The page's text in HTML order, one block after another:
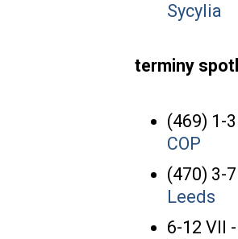
Sycylia
terminy
(469) 1-
COP
(470) 3-
Leeds
6-12 VII